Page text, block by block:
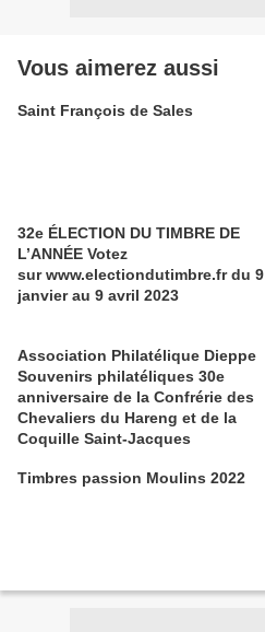
Vous aimerez aussi
Saint François de Sales
32e ÉLECTION DU TIMBRE DE
L’ANNÉE Votez
sur www.electiondutimbre.fr du 9
janvier au 9 avril 2023
Association Philatélique Dieppe
Souvenirs philatéliques 30e
anniversaire de la Confrérie des
Chevaliers du Hareng et de la
Coquille Saint-Jacques
Timbres passion Moulins 2022